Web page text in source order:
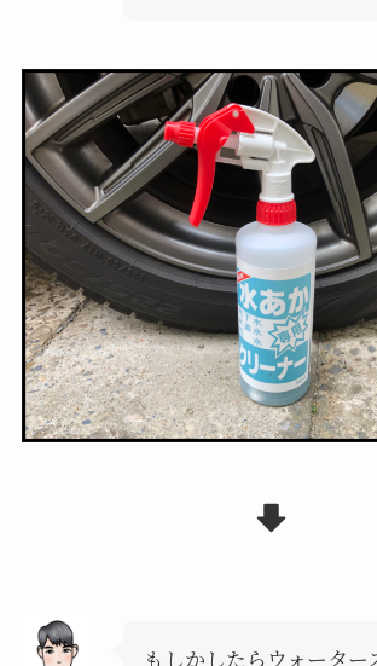
もしかしたらウォーター